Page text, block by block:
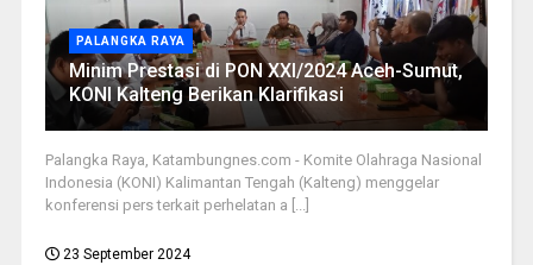
PALANGKA RAYA
Minim Prestasi di PON XXI/2024 Aceh-Sumut,
KONI Kalteng Berikan Klarifikasi
Palangka Raya, Katambungnes.com - Komite Olahraga Nasional
Indonesia (KONI) Kalimantan Tengah (Kalteng) menggelar
konferensi pers terkait perhelatan a [...]
23 September 2024